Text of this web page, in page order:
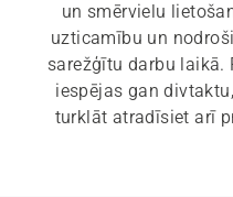
un smērvielu
uzticamību un
sarežģītu darbu laikā.
iespējas gan
turklāt atradīsiet arī